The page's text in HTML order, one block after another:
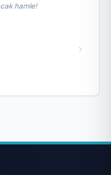
hamle!